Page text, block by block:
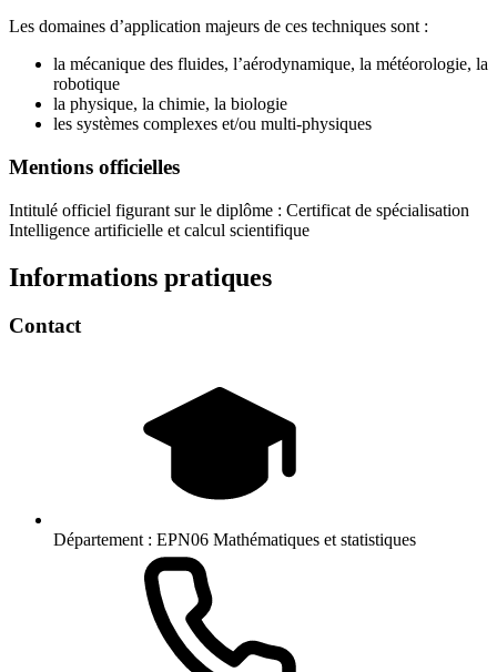
Les domaines d’application majeurs de ces techniques sont :
la mécanique des fluides, l’aérodynamique, la météorologie, la
robotique
la physique, la chimie, la biologie
les systèmes complexes et/ou multi-physiques
Mentions officielles
Intitulé officiel figurant sur le diplôme : Certificat de spécialisation
Intelligence artificielle et calcul scientifique
Informations pratiques
Contact
Département : EPN06 Mathématiques et statistiques